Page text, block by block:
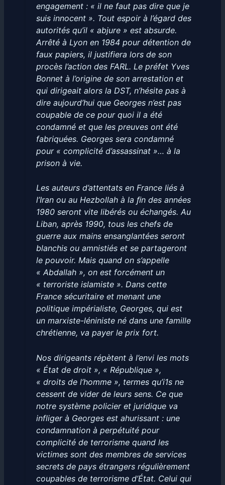
engagement : « il ne faut pas dire que je
suis innocent ». Tout espoir à l’égard des
autorités qu’il « abjure » est absurde.
Arrêté à Lyon en 1984 pour détention de
faux papiers, il justifiera lors de son
procès l’action des FARL. Le préfet Yves
Bonnet à l’origine de son arrestation et
qui dirigeait alors la DST, n’hésite pas à
dire aujourd’hui que Georges n’est pas
coupable de ce pour quoi il a été
condamné et que les preuves ont été
fabriquées. Georges sera condamné
pour « complicité d’assassinat »… à la
prison à vie.
Les auteurs d’attentats en France liés à
l’Iran ou au Hezbollah à la ﬁn des années
1980 seront vite libérés ou échangés. Au
Liban, après 1990, tous les chefs de
guerre aux mains ensanglantées seront
blanchis ou amnistiés et se partageront
le pouvoir. Mais quand on s’appelle
« Abdallah », on est forcément un
« terroriste islamiste ». Dans cette
France sécuritaire et menant une
politique impérialiste, Georges, qui est
un marxiste-léniniste né dans une famille
chrétienne, va payer le prix fort.
Nos dirigeants répètent à l’envi les mots
« État de droit », « République »,
« droits de l’homme », termes qu’i1s ne
cessent de vider de leurs sens. Ce que
notre système policier et juridique va
infliger à Georges est ahurissant : une
condamnation à perpétuité pour
complicité de terrorisme quand les
victimes sont des membres de services
secrets de pays étrangers régulièrement
coupables de terrorisme d’État. Celui qui